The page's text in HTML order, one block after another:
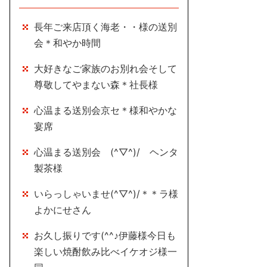
長年ご来店頂く海老・・様の送別
会＊和やか時間
大好きなご家族のお別れ会そして
尊敬してやまない森＊社長様
心温まる送別会京セ＊様和やかな
宴席
心温まる送別会 (^▽^)/ ヘンタ
製茶様
いらっしゃいませ(^▽^)/＊＊ラ様
よかにせさん
お久し振りです(^^♪伊藤様今日も
楽しい焼酎飲み比べイケオジ様一